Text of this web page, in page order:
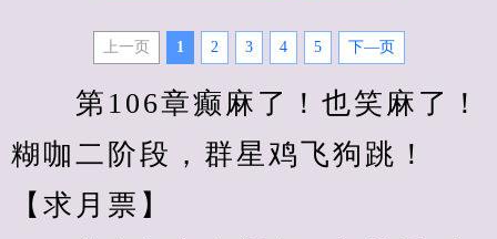
上一页 1 2 3 4 5 下—页
第106章癫麻了！也笑麻了！
糊咖二阶段，群星鸡飞狗跳！
【求月票】